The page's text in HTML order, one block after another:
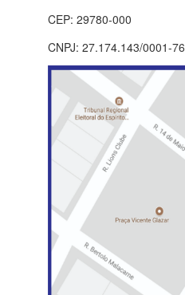
CEP: 29780-000
CNPJ: 27.174.143/0001-76